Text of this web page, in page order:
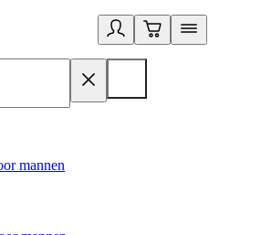
mannen